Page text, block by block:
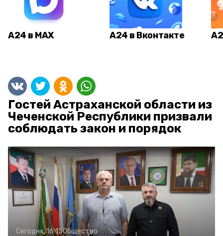
А24 в MAX А24 в Вконтакте
Гостей Астраханской области из
Чеченской Республики призвали
соблюдать закон и порядок
Сегодня, 16:15Общество